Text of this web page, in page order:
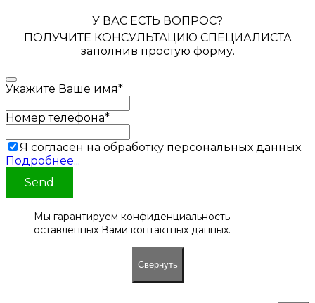
У ВАС ЕСТЬ ВОПРОС?
ПОЛУЧИТЕ КОНСУЛЬТАЦИЮ СПЕЦИАЛИСТА
заполнив простую форму.
Укажите Ваше имя*
Номер телефона*
Я согласен на обработку персональных данных.
Подробнее...
Send
Мы гарантируем конфиденциальность
оставленных Вами контактных данных.
Свернуть